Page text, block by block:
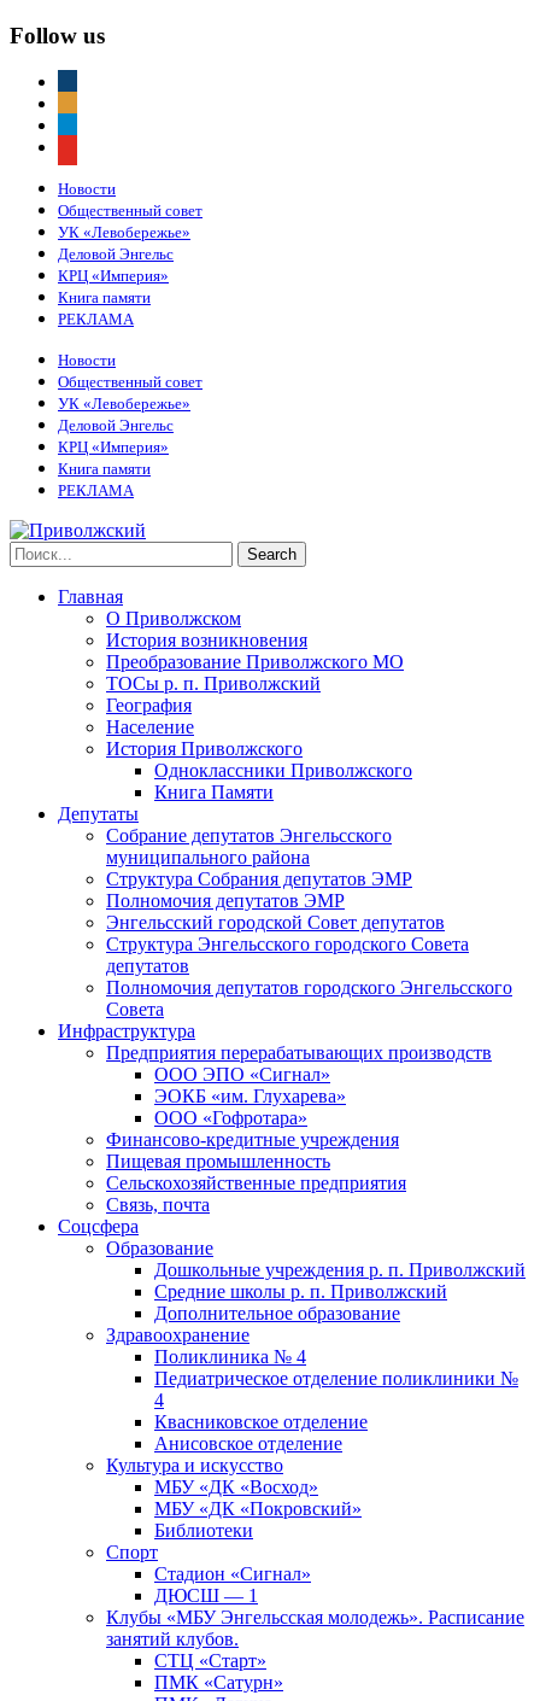
Follow us
Новости
Общественный совет
УК «Левобережье»
Деловой Энгельс
КРЦ «Империя»
Книга памяти
РЕКЛАМА
Новости
Общественный совет
УК «Левобережье»
Деловой Энгельс
КРЦ «Империя»
Книга памяти
РЕКЛАМА
Главная
О Приволжском
История возникновения
Преобразование Приволжского МО
ТОСы р. п. Приволжский
География
Население
История Приволжского
Одноклассники Приволжского
Книга Памяти
Депутаты
Собрание депутатов Энгельсского
муниципального района
Структура Собрания депутатов ЭМР
Полномочия депутатов ЭМР
Энгельсский городской Совет депутатов
Структура Энгельсского городского Совета
депутатов
Полномочия депутатов городского Энгельсского
Совета
Инфраструктура
Предприятия перерабатывающих производств
ООО ЭПО «Сигнал»
ЭОКБ «им. Глухарева»
ООО «Гофротара»
Финансово-кредитные учреждения
Пищевая промышленность
Сельскохозяйственные предприятия
Связь, почта
Соцсфера
Образование
Дошкольные учреждения р. п. Приволжский
Средние школы р. п. Приволжский
Дополнительное образование
Здравоохранение
Поликлиника № 4
Педиатрическое отделение поликлиники №
4
Квасниковское отделение
Анисовское отделение
Культура и искусство
МБУ «ДК «Восход»
МБУ «ДК «Покровский»
Библиотеки
Спорт
Стадион «Сигнал»
ДЮСШ — 1
Клубы «МБУ Энгельсская молодежь». Расписание
занятий клубов.
СТЦ «Старт»
ПМК «Сатурн»